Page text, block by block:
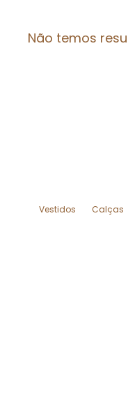
Não temos
Vestidos Calças